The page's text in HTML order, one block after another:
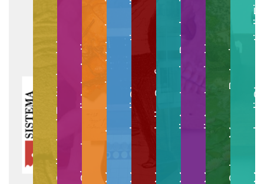
Collezioni EgittologicheGipsoteca di Arte AnticaMuseo Anatomico VeterinarioMuseo degli Strumenti per il CalcoloMuseo della GraficaMuseo di Anatomia PatologicaMuseo di Anatomia UmanaOrto e Museo BotanicoMuseo degli